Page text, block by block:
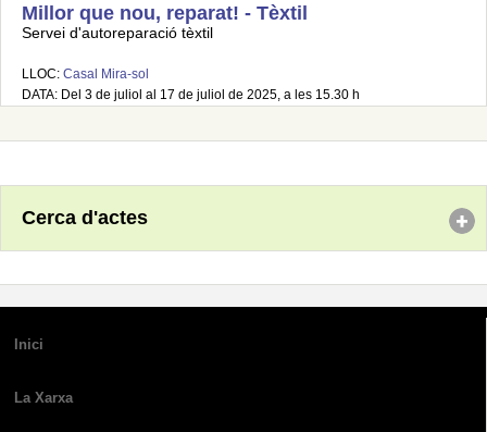
Millor que nou, reparat! - Tèxtil
Servei d'autoreparació tèxtil
LLOC: Casal Mira-sol
DATA: Del 3 de juliol al 17 de juliol de 2025, a les 15.30 h
Cerca d'actes
Inici
La Xarxa